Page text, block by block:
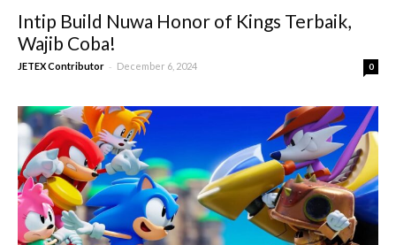
Intip Build Nuwa Honor of Kings Terbaik,
Wajib Coba!
JETEX Contributor - December 6, 2024 0